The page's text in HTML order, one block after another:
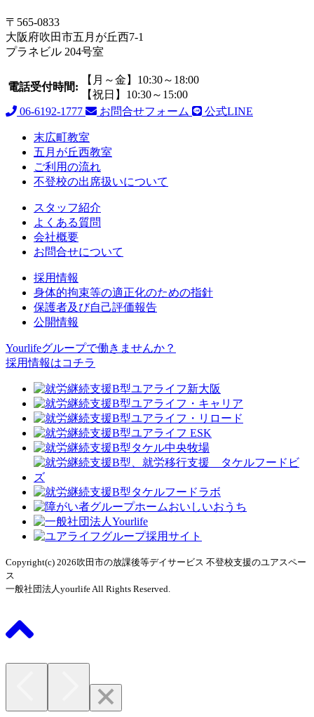
〒565-0833
大阪府吹田市五月が丘西7-1
プラネビル 204号室
電話受付時間:
【月～金】10:30～18:00
【祝日】10:30～15:00
06-6192-1777
お問合せフォーム 公式LINE
末広町教室
五月が丘西教室
ご利用の流れ
不登校の出席扱いについて
スタッフ紹介
よくある質問
会社概要
お問合せについて
採用情報
身体的拘束等の適正化のための指針
保護者及び自己評価報告
公開情報
Yourlifeグループで働きませんか？
採用情報はコチラ
Copyright(c) 2026吹田市の放課後等デイサービス 不登校支援のユアスペー
ス
一般社団法人yourlife All Rights Reserved.